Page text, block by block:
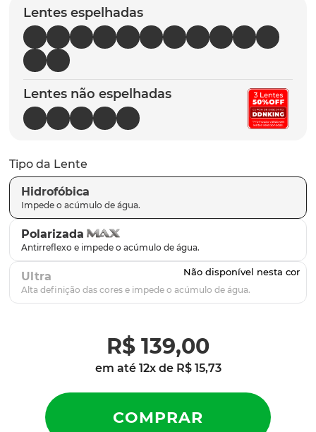
Lentes espelhadas
Lentes não espelhadas
Tipo da Lente
Hidrofóbica
Polarizada
Ultra
R$ 139,00
em até 12x de R$ 15,73
5º chaves
6º t-shock
7º latch
8º gasket
9º parafusos